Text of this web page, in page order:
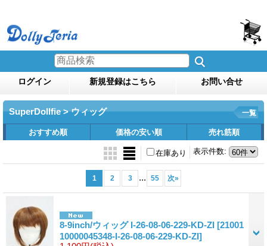
ログイン 新規登録はこちら お問い合せ
SuperDollfie > ウィッグ 一覧
おすすめ順 価格の安い順 売れ筋順
表示件数:
在庫あり
1 2 3 ... 55 次»
8-9inch/ウィッグ I-26-08-06-229-KD-ZI [21001
10000045348-I-26-08-06-229-KD-ZI]